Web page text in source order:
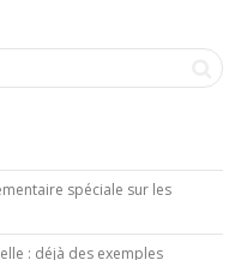
spéciale sur les
: déjà des exemples